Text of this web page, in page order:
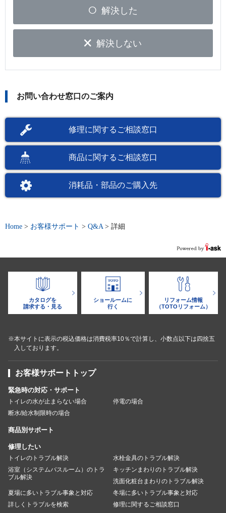
解決した
解決しない
お問い合わせ窓口のご案内
修理に関するご相談窓口
商品に関するご相談窓口
消耗品・部品のご購入先
Home > お客様サポート > Q&A > 詳細
カタログを
請求する・見る
ショールームに
行く
リフォーム情報
（TOTOリフォーム）
※本サイトに表示の税込価格は消費税率10％で計算し、小数点以下は四捨五
入しております。
お客様サポートトップ
緊急時の対応・サポート
トイレの水が止まらない場合
停電の場合
断水/給水制限時の場合
商品別サポート
修理したい
トイレのトラブル解決
水栓金具のトラブル解決
浴室（システムバスルーム）のトラ
ブル解決
キッチンまわりのトラブル解決
洗面化粧台まわりのトラブル解決
夏場に多いトラブル事象と対応
冬場に多いトラブル事象と対応
詳しくトラブルを検索
修理に関するご相談窓口